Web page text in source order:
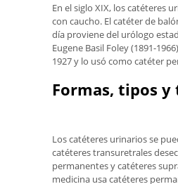
En el siglo XIX, los catéteres
con caucho. El catéter de
día proviene del urólogo
Eugene Basil Foley (1891-
1927 y lo usó como catéter
Formas, tipos y
Los catéteres urinarios se
catéteres transuretrales
permanentes y catéteres
medicina usa catéteres